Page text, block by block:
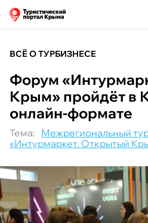
ВСЁ О ТУРБИЗНЕСЕ
Форум
Крым» пройдёт в
онлайн-формате
Тема: Межрегиональный
«Интурмаркет. Открытый